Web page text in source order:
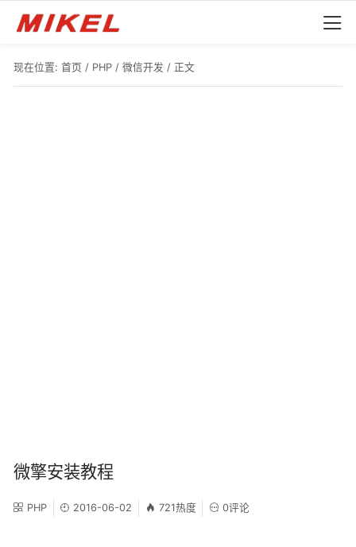
现在位置: 首页 / PHP / 微信开发 / 正文
微擎安装教程
PHP 2016-06-02 721热度 0评论